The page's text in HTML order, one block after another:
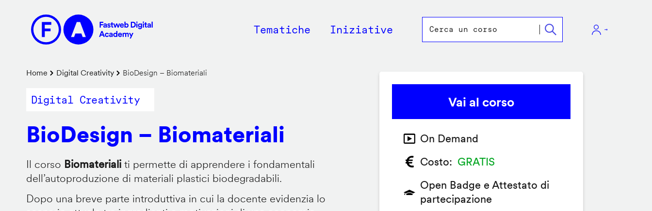
contenuto
principale
Main
Tematiche Iniziative
Briciole
di
Home Digital Creativity BioDesign – Biomateriali
Digital Creativity
BioDesign – Biomateriali
Il corso Biomaterialiti permette di apprendere i fondamentali
dell’autoproduzione di materiali plastici biodegradabili.
Dopo una breve parte introduttiva in cui la docente evidenzia lo
Vai al corso
On Demand
Costo
GRATIS
Open Badge e Attestato di
partecipazione